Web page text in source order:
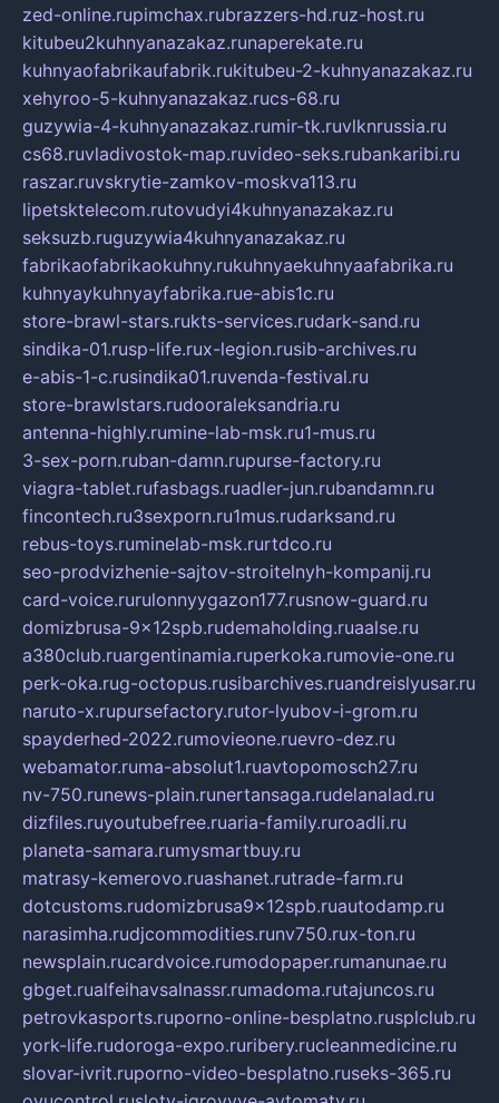
zed-online.rupimchax.rubrazzers-hd.ruz-host.ru
kitubeu2kuhnyanazakaz.runaperekate.ru
kuhnyaofabrikaufabrik.rukitubeu-2-kuhnyanazakaz.ru
xehyroo-5-kuhnyanazakaz.rucs-68.ru
guzywia-4-kuhnyanazakaz.rumir-tk.ruvlknrussia.ru
cs68.ruvladivostok-map.ruvideo-seks.rubankaribi.ru
raszar.ruvskrytie-zamkov-moskva113.ru
lipetsktelecom.rutovudyi4kuhnyanazakaz.ru
seksuzb.ruguzywia4kuhnyanazakaz.ru
fabrikaofabrikaokuhny.rukuhnyaekuhnyaafabrika.ru
kuhnyaykuhnyayfabrika.rue-abis1c.ru
store-brawl-stars.rukts-services.rudark-sand.ru
sindika-01.rusp-life.rux-legion.rusib-archives.ru
e-abis-1-c.rusindika01.ruvenda-festival.ru
store-brawlstars.rudooraleksandria.ru
antenna-highly.rumine-lab-msk.ru1-mus.ru
3-sex-porn.ruban-damn.rupurse-factory.ru
viagra-tablet.rufasbags.ruadler-jun.rubandamn.ru
fincontech.ru3sexporn.ru1mus.rudarksand.ru
rebus-toys.ruminelab-msk.rurtdco.ru
seo-prodvizhenie-sajtov-stroitelnyh-kompanij.ru
card-voice.rurulonnyygazon177.rusnow-guard.ru
domizbrusa-9x12spb.rudemaholding.ruaalse.ru
a380club.ruargentinamia.ruperkoka.rumovie-one.ru
perk-oka.rug-octopus.rusibarchives.ruandreislyusar.ru
naruto-x.rupursefactory.rutor-lyubov-i-grom.ru
spayderhed-2022.rumovieone.ruevro-dez.ru
webamator.ruma-absolut1.ruavtopomosch27.ru
nv-750.runews-plain.runertansaga.rudelanalad.ru
dizfiles.ruyoutubefree.ruaria-family.ruroadli.ru
planeta-samara.rumysmartbuy.ru
matrasy-kemerovo.ruashanet.rutrade-farm.ru
dotcustoms.rudomizbrusa9x12spb.ruautodamp.ru
narasimha.rudjcommodities.runv750.rux-ton.ru
newsplain.rucardvoice.rumodopaper.rumanunae.ru
gbget.rualfeihavsalnassr.rumadoma.rutajuncos.ru
petrovkasports.ruporno-online-besplatno.rusplclub.ru
york-life.rudoroga-expo.ruribery.rucleanmedicine.ru
slovar-ivrit.ruporno-video-besplatno.ruseks-365.ru